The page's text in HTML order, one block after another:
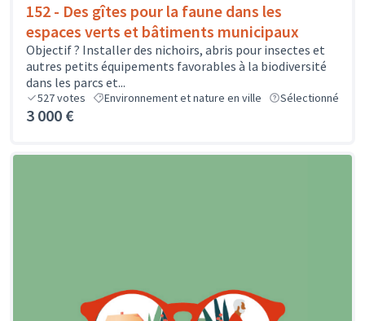
152 - Des gîtes pour la faune dans les
espaces verts et bâtiments municipaux
Objectif ? Installer des nichoirs, abris pour insectes et
autres petits équipements favorables à la biodiversité
dans les parcs et...
527votes Environnement et nature en ville Sélectionné
3 000 €